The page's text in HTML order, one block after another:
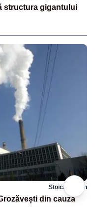
structura gigantului
Stoica Marian
din cauza